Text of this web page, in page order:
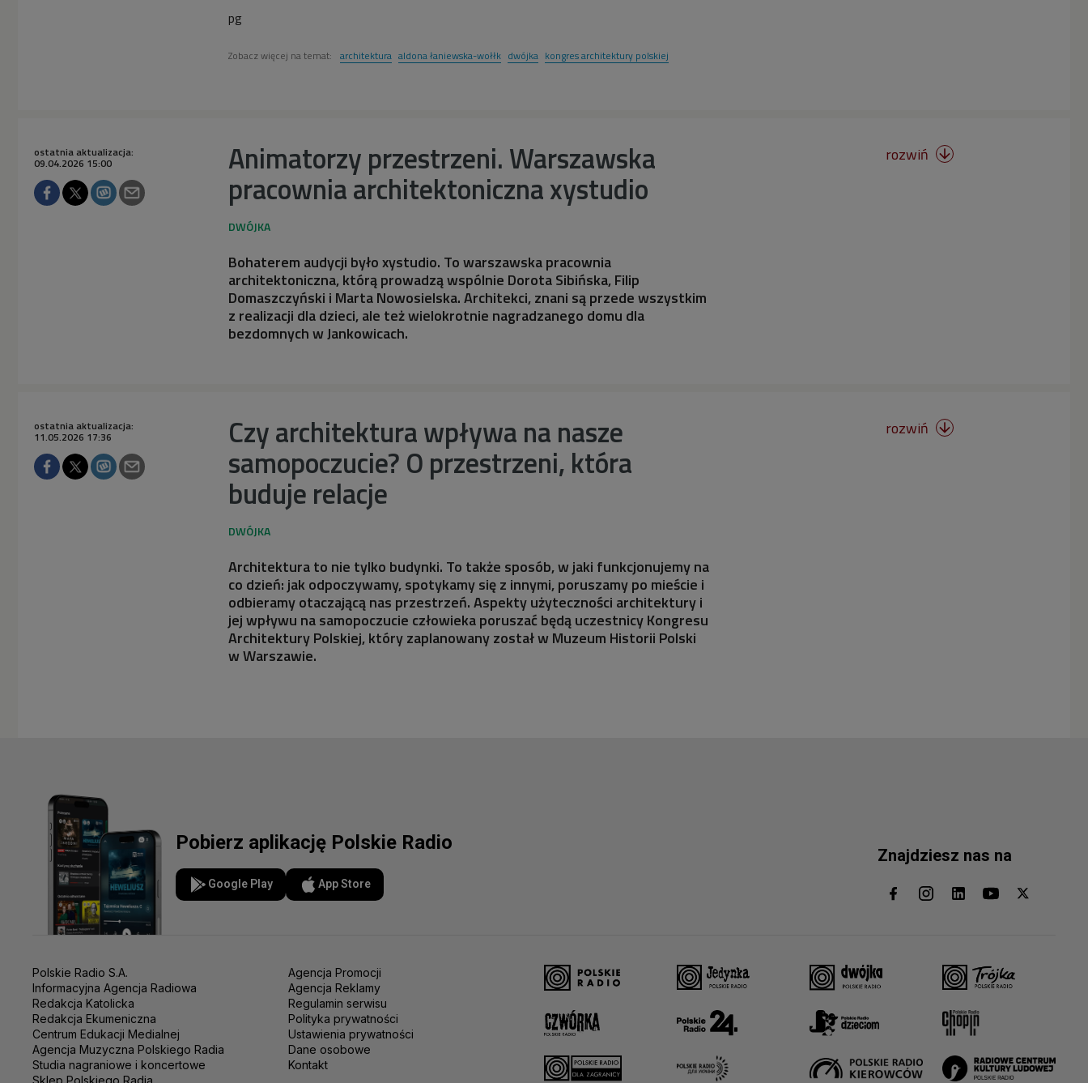
pg
Zobacz więcej na temat: architektura aldona łaniewska-wołłk dwójka kongres architektury polskiej
Animatorzy przestrzeni. Warszawska
pracownia architektoniczna xystudio
ostatnia aktualizacja:
09.04.2026 15:00
Bohaterem audycji było xystudio. To warszawska pracownia
architektoniczna, którą prowadzą wspólnie Dorota Sibińska, Filip
Domaszczyński i Marta Nowosielska. Architekci, znani są przede wszystkim
z realizacji dla dzieci, ale też wielokrotnie nagradzanego domu dla
bezdomnych w Jankowicach.
rozwiń 
Czy architektura wpływa na nasze
samopoczucie? O przestrzeni, która
buduje relacje
ostatnia aktualizacja:
11.05.2026 17:36
Architektura to nie tylko budynki. To także sposób, w jaki funkcjonujemy na
co dzień: jak odpoczywamy, spotykamy się z innymi, poruszamy po mieście i
odbieramy otaczającą nas przestrzeń. Aspekty użyteczności architektury i
jej wpływu na samopoczucie człowieka poruszać będą uczestnicy Kongresu
Architektury Polskiej, który zaplanowany został w Muzeum Historii Polski
w Warszawie.
rozwiń 
Pobierz aplikację Polskie Radio
Google Play App Store
Znajdziesz nas na
Polskie Radio S.A.
Informacyjna Agencja Radiowa
Redakcja Katolicka
Redakcja Ekumeniczna
Centrum Edukacji Medialnej
Agencja Muzyczna Polskiego Radia
Studia nagraniowe i koncertowe
Sklep Polskiego Radia
Agencja Promocji
Agencja Reklamy
Regulamin serwisu
Polityka prywatności
Ustawienia prywatności
Dane osobowe
Kontakt